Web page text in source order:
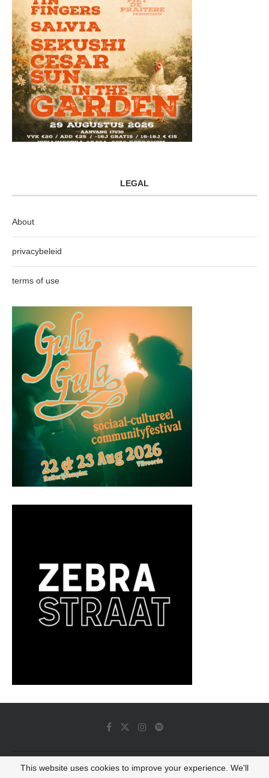
LEGAL
About
privacybeleid
terms of use
© 2022 - Luminous Dash All Rights Reserved
This website uses cookies to improve your experience. We'll